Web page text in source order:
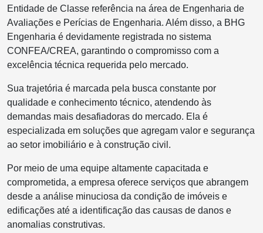
Entidade de Classe referência na área de Engenharia de
Avaliações e Perícias de Engenharia. Além disso, a BHG
Engenharia é devidamente registrada no sistema
CONFEA/CREA, garantindo o compromisso com a
excelência técnica requerida pelo mercado.
Sua trajetória é marcada pela busca constante por
qualidade e conhecimento técnico, atendendo às
demandas mais desafiadoras do mercado. Ela é
especializada em soluções que agregam valor e segurança
ao setor imobiliário e à construção civil.
Por meio de uma equipe altamente capacitada e
comprometida, a empresa oferece serviços que abrangem
desde a análise minuciosa da condição de imóveis e
edificações até a identificação das causas de danos e
anomalias construtivas.